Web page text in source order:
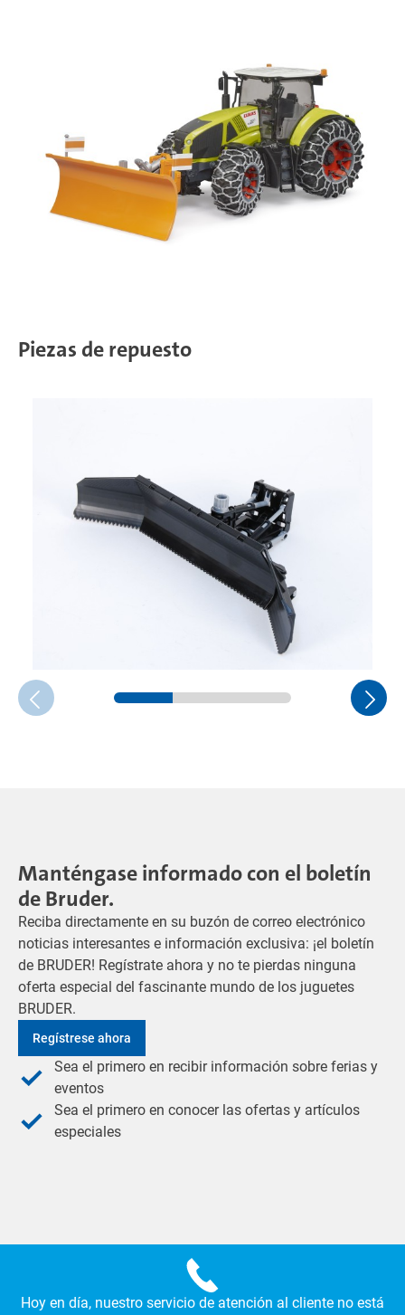
Piezas de repuesto
Manténgase informado con el boletín
de Bruder.
Reciba directamente en su buzón de correo electrónico
noticias interesantes e información exclusiva: ¡el boletín
de BRUDER! Regístrate ahora y no te pierdas ninguna
oferta especial del fascinante mundo de los juguetes
BRUDER.
Regístrese ahora
Sea el primero en recibir información sobre ferias y
eventos
Sea el primero en conocer las ofertas y artículos
especiales
Hoy en día, nuestro servicio de atención al cliente no está